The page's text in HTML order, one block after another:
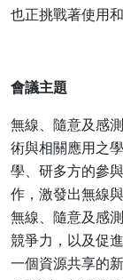
也正挑戰著使用
會議主題
無線、隨意及感
術與相關應用之
學、研多方的參
作，激發出無線
無線、隨意及感
競爭力，以及促
一個資源共享的